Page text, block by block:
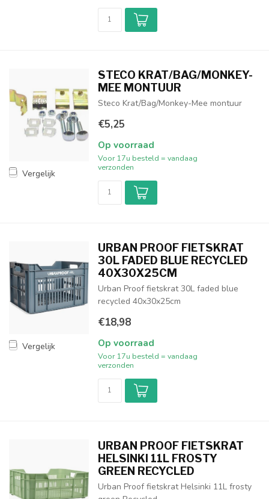
Vergelijk
STECO KRAT/BAG/MONKEY-
MEE MONTUUR
Steco Krat/Bag/Monkey-Mee montuur
€5,25
Op voorraad
Voor 17u besteld = vandaag
verzonden
Vergelijk
URBAN PROOF FIETSKRAT
30L FADED BLUE RECYCLED
40X30X25CM
Urban Proof fietskrat 30L faded blue
recycled 40x30x25cm
€18,98
Op voorraad
Voor 17u besteld = vandaag
verzonden
URBAN PROOF FIETSKRAT
HELSINKI 11L FROSTY
GREEN RECYCLED
Urban Proof fietskrat Helsinki 11L frosty